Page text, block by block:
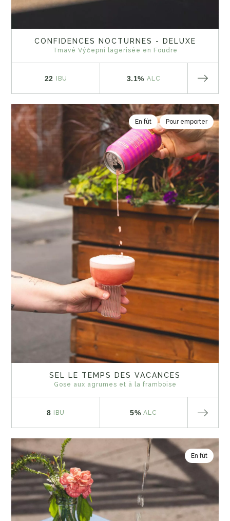
CONFIDENCES NOCTURNES - DELUXE
Tmavé Výčepní lagerisée en Foudre
22 IBU 3.1% ALC
En fût Pour emporter
SEL LE TEMPS DES VACANCES
Gose aux agrumes et à la framboise
8 IBU 5% ALC
En fût